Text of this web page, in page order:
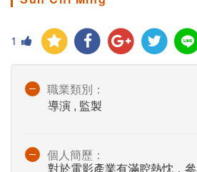
1
職業類別：
導演 , 監製
個人簡歷：
對於電影產業有滿腔熱忱，參